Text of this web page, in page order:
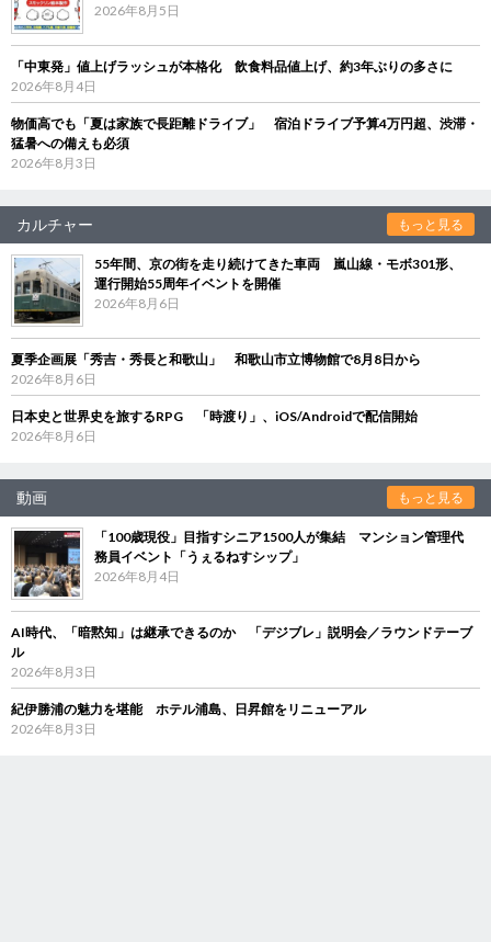
2026年8月5日
「中東発」値上げラッシュが本格化 飲食料品値上げ、約3年ぶりの多さに
2026年8月4日
物価高でも「夏は家族で長距離ドライブ」 宿泊ドライブ予算4万円超、渋滞・
猛暑への備えも必須
2026年8月3日
カルチャー もっと見る
55年間、京の街を走り続けてきた車両 嵐山線・モボ301形、
運行開始55周年イベントを開催
2026年8月6日
夏季企画展「秀吉・秀長と和歌山」 和歌山市立博物館で8月8日から
2026年8月6日
日本史と世界史を旅するRPG 「時渡り」、iOS/Androidで配信開始
2026年8月6日
動画 もっと見る
「100歳現役」目指すシニア1500人が集結 マンション管理代
務員イベント「うぇるねすシップ」
2026年8月4日
AI時代、「暗黙知」は継承できるのか 「デジブレ」説明会／ラウンドテーブ
ル
2026年8月3日
紀伊勝浦の魅力を堪能 ホテル浦島、日昇館をリニューアル
2026年8月3日